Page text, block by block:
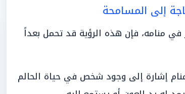
إلى المسامحة
منامه، فإن هذه الرؤية قد تحمل بعداً
إشارة إلى وجود شخص في حياة الحالم